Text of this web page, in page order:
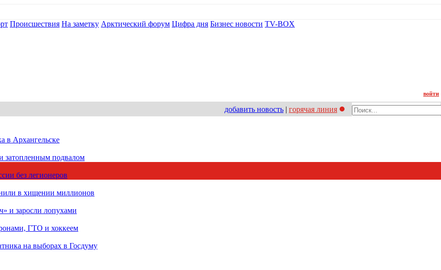
Происшествия На заметку Арктический форум Цифра дня Бизнес новости TV-BOX
войти
добавить новость | горячая линия
в Архангельске
затопленным подвалом
без легионеров
в хищении миллионов
и заросли лопухами
ГТО и хоккеем
на выборах в Госдуму